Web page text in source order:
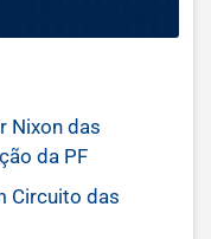
Nixon das
da PF
Circuito das